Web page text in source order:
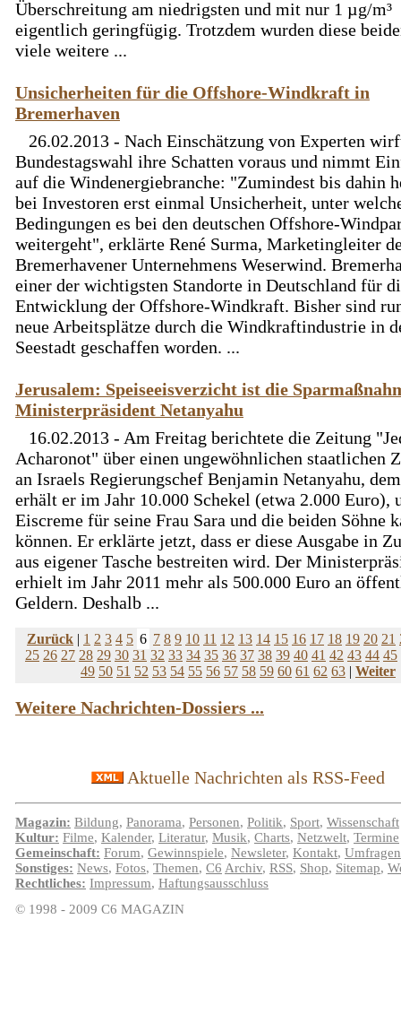
Überschreitung am niedrigsten und mit nur 1 µg/m³
eigentlich geringfügig. Trotzdem wurden diese
viele weitere ...
Unsicherheiten für die Offshore-Windkraft in
Bremerhaven
26.02.2013 - Nach Einschätzung von Experten
Bundestagswahl ihre Schatten voraus und nimmt
auf die Windenergiebranche: "Zumindest bis dahin
bei Investoren erst einmal Unsicherheit, unter
Bedingungen es bei den deutschen Offshore-
weitergeht", erklärte René Surma, Marketingleiter
Bremerhavener Unternehmens Weserwind.
einer der wichtigsten Standorte in Deutschland für
Entwicklung der Offshore-Windkraft. Bisher sind
neue Arbeitsplätze durch die Windkraftindustrie in
Seestadt geschaffen worden. ...
Jerusalem: Speiseeisverzicht ist die
Ministerpräsident Netanyahu
16.02.2013 - Am Freitag berichtete die Zeitung
Acharonot" über einen ungewöhnlichen staatlichen
an Israels Regierungschef Benjamin Netanyahu,
erhält er im Jahr 10.000 Schekel (etwa 2.000 Euro),
Eiscreme für seine Frau Sara und die beiden Söhne
können. Er erklärte jetzt, dass er diese Ausgabe in
aus eigener Tasche bestreiten wird. Der
erhielt im Jahr 2011 mehr als 500.000 Euro an
Geldern. Deshalb ...
Zurück | 1 2 3 4 5 6 7 8 9 10 11 12 13 14 15 16 17 18 19 20 21
25 26 27 28 29 30 31 32 33 34 35 36 37 38 39 40 41 42 43 44 45
49 50 51 52 53 54 55 56 57 58 59 60 61 62 63 | Weiter
Weitere Nachrichten-Dossiers ...
Aktuelle Nachrichten als RSS-Feed
Magazin: Bildung, Panorama, Personen, Politik, Sport, Wissenschaft
Kultur: Filme, Kalender, Literatur, Musik, Charts, Netzwelt, Termine
Gemeinschaft: Forum, Gewinnspiele, Newsleter, Kontakt, Umfragen
Sonstiges: News, Fotos, Themen, C6 Archiv, RSS, Shop, Sitemap,
Rechtliches: Impressum, Haftungsausschluss
© 1998 - 2009 C6 MAGAZIN